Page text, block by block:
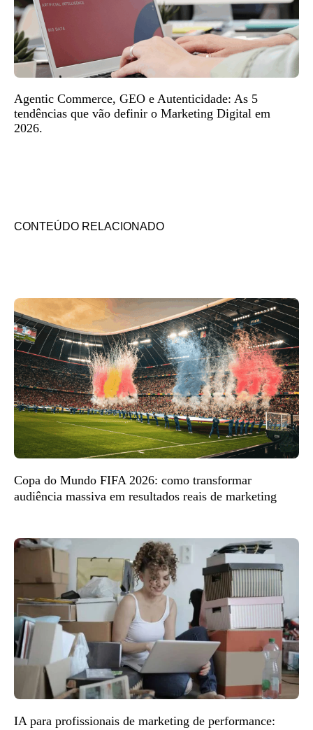
Agentic Commerce, GEO e Autenticidade: As 5
tendências que vão definir o Marketing Digital em
2026.
CONTEÚDO RELACIONADO
Copa do Mundo FIFA 2026: como transformar
audiência massiva em resultados reais de marketing
IA para profissionais de marketing de performance: